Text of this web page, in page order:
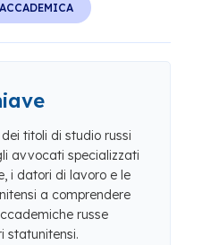
titoli di studio russi
avvocati specializzati
i datori di lavoro e le
a comprendere
russe
statunitensi.